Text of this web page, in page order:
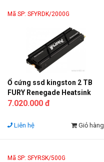
Mã SP: SFYRDK/2000G
Ổ cứng ssd kingston 2 TB
FURY Renegade Heatsink
PCIe 4.0 NVMe M.2
7.020.000 đ
Liên hệ Giỏ hàng
Mã SP: SFYRSK/500G